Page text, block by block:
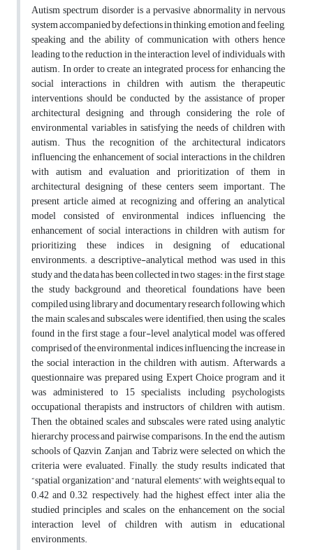
Autism spectrum disorder is a pervasive abnormality in nervous
system accompanied by defections in thinking, emotion and feeling,
speaking and the ability of communication with others hence
leading to the reduction in the interaction level of individuals with
autism. In order to create an integrated process for enhancing the
social interactions in children with autism, the therapeutic
interventions should be conducted by the assistance of proper
architectural designing and through considering the role of
environmental variables in satisfying the needs of children with
autism. Thus, the recognition of the architectural indicators
influencing the enhancement of social interactions in the children
with autism and evaluation and prioritization of them in
architectural designing of these centers seem important. The
present article aimed at recognizing and offering an analytical
model consisted of environmental indices influencing the
enhancement of social interactions in children with autism for
prioritizing these indices in designing of educational
environments. a descriptive-analytical method was used in this
study and the data has been collected in two stages: in the first stage,
the study background and theoretical foundations have been
compiled using library and documentary research following which
the main scales and subscales were identified; then, using the scales
found in the first stage, a four-level analytical model was offered
comprised of the environmental indices influencing the increase in
the social interaction in the children with autism. Afterwards, a
questionnaire was prepared using Expert Choice program and it
was administered to 15 specialists, including psychologists,
occupational therapists and instructors of children with autism.
Then, the obtained scales and subscales were rated using analytic
hierarchy process and pairwise comparisons. In the end, the autism
schools of Qazvin, Zanjan, and Tabriz were selected on which the
criteria were evaluated. Finally, the study results indicated that
“spatial organization” and “natural elements”, with weights equal to
0.42 and 0.32, respectively, had the highest effect inter alia the
studied principles and scales on the enhancement on the social
interaction level of children with autism in educational
environments.